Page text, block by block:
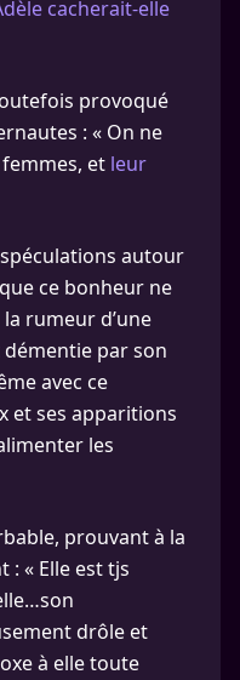
cacherait-elle
provoqué
: « On ne
et leur
autour
ce bonheur ne
rumeur d’une
par son
avec ce
et ses apparitions
les
prouvant à la
« Elle est tjs
drôle et
à elle toute